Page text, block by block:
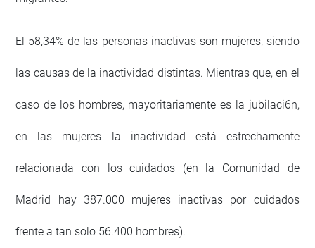
El 58,34% de las personas inactivas son mujeres, siendo
las causas de la inactividad distintas. Mientras que, en el
caso de los hombres, mayoritariamente es la jubilaci6n,
en las mujeres la inactividad está estrechamente
relacionada con los cuidados (en la Comunidad de
Madrid hay 387.000 mujeres inactivas por cuidados
frente a tan solo 56.400 hombres).